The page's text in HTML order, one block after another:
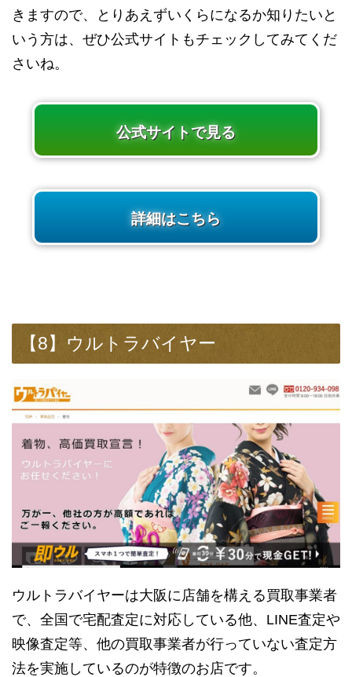
きますので、とりあえずいくらになるか知りたいと
いう方は、ぜひ公式サイトもチェックしてみてくだ
さいね。
公式サイトで見る
詳細はこちら
【8】ウルトラバイヤー
ウルトラバイヤーは大阪に店舗を構える買取事業者
で、全国で宅配査定に対応している他、LINE査定や
映像査定等、他の買取事業者が行っていない査定方
法を実施しているのが特徴のお店です。